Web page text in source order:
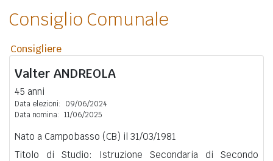
Consiglio Comunale
Consigliere
Valter ANDREOLA
45 anni
Data elezioni:
09/06/2024
Data nomina: 11/06/2025
Nato a Campobasso (CB) il 31/03/1981
Titolo di Studio: Istruzione Secondaria di Secondo